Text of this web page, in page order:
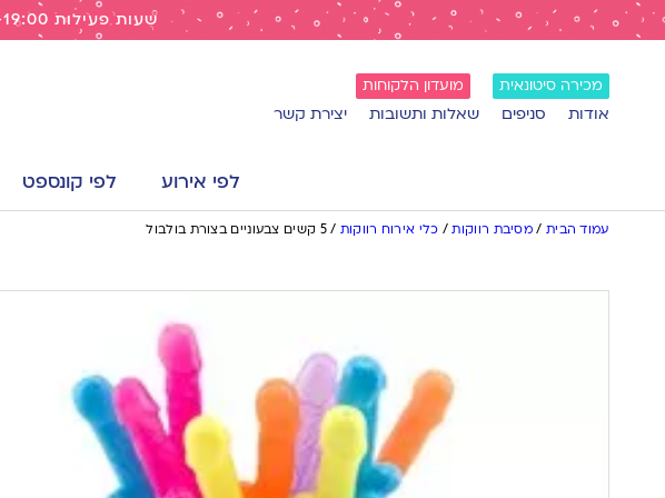
שעות פעילות 9:30-19:00 בחנות | משלוח חינם מעל 299 ש"ח
מכירה סיטונאית מועדון הלקוחות
אודות סניפים שאלות ותשובות יצירת קשר
לפי אירוע לפי קונספט
עמוד הבית / מסיבת רווקות/ כלי אירוח רווקות /5 קשים צבעוניים בצורת בולבול